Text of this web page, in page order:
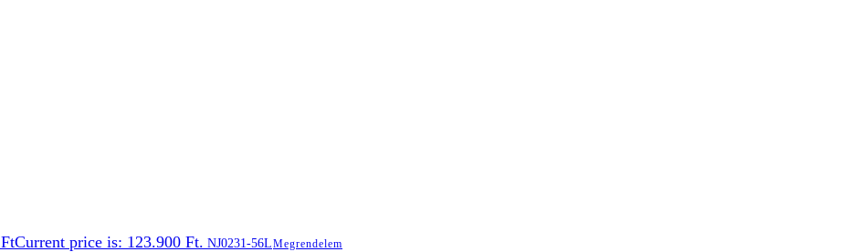
FtCurrent price is: 123.900 Ft. NJ0231-56LMegrendelem